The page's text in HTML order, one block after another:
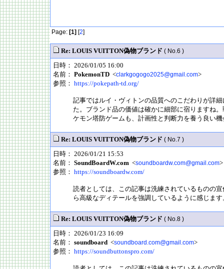
Page: [1] [2]
Re: LOUIS VUITTON偽物ブランド ( No.6 )
日時： 2026/01/05 16:00
名前： PokemonTD <clarkgogogo2025@gmail.com>
参照： https://pokepath-td.org/
記事ではルイ・ヴィトンの品質へのこだわりが詳
た。ブランド品の価値は確かに細部に宿りますね
ケモン塔防ゲームも、計画性と判断力を養う良い
Re: LOUIS VUITTON偽物ブランド ( No.7 )
日時： 2026/01/21 15:53
名前： SoundBoardW.com <soundboardw.com@gmail.com>
参照： https://soundboardw.com/
読者としては、この記事は洗練されているものの
ら高級なディテールを強調しているように感じます
Re: LOUIS VUITTON偽物ブランド ( No.8 )
日時： 2026/01/23 16:09
名前： soundboard <soundboard.com@gmail.com>
参照： https://soundbuttonspro.com/